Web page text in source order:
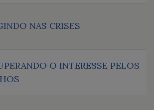
NAS CRISES
O INTERESSE PELOS